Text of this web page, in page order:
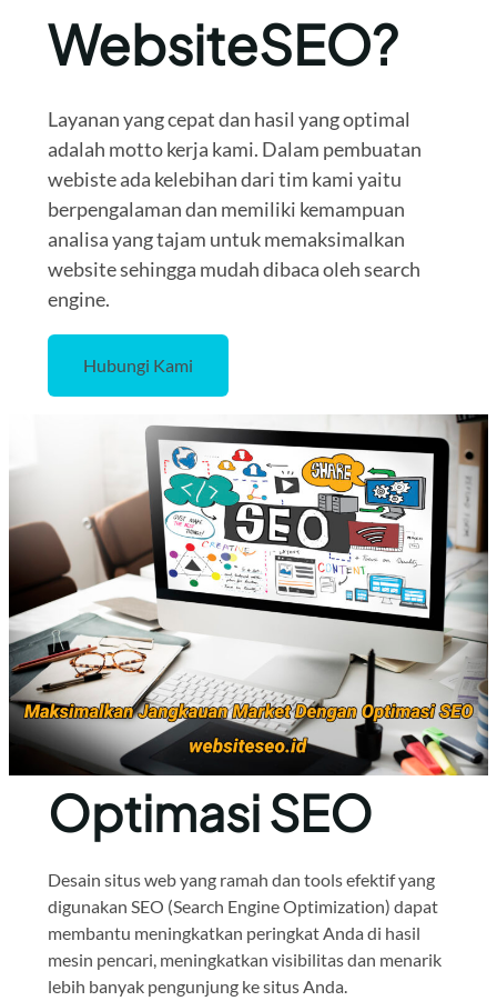
WebsiteSEO?
Layanan yang cepat dan hasil yang optimal
adalah motto kerja kami. Dalam pembuatan
webiste ada kelebihan dari tim kami yaitu
berpengalaman dan memiliki kemampuan
analisa yang tajam untuk memaksimalkan
website sehingga mudah dibaca oleh search
engine.
Hubungi Kami
Optimasi SEO
Desain situs web yang ramah dan tools efektif yang
digunakan SEO (Search Engine Optimization) dapat
membantu meningkatkan peringkat Anda di hasil
mesin pencari, meningkatkan visibilitas dan menarik
lebih banyak pengunjung ke situs Anda.